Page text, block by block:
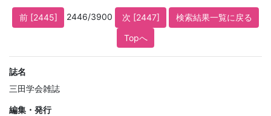
前 [2445] 2446/3900 次 [2447]
検索結果一覧に戻る
Topへ
誌名
三田学会雑誌
編集・発行